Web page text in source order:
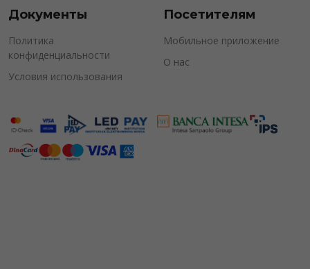
Документы
Политика
конфиденциальности
Условия использования
Посетителям
Мобильное приложение
О нас